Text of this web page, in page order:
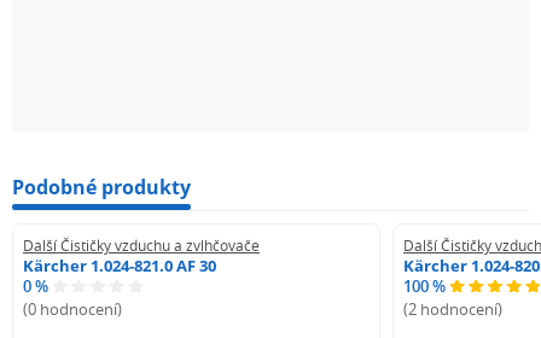
Podobné produkty
Další Čističky vzduchu a zvlhčovače
Kärcher 1.024-821.0 AF 30
0 %
(0 hodnocení)
Další Čističky
Kärcher 1.024-
100 %
(2 hodnocení)